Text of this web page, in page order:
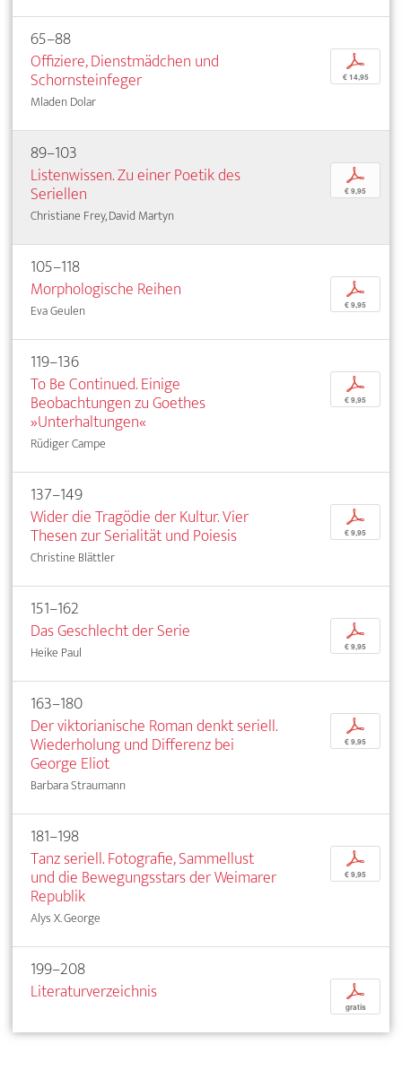
65–88
Offiziere, Dienstmädchen und
Schornsteinfeger
Mladen Dolar
p
€ 14,95
89–103
Listenwissen. Zu einer Poetik des
Seriellen
Christiane Frey, David Martyn
p
€ 9,95
105–118
Morphologische Reihen
Eva Geulen
p
€ 9,95
119–136
To Be Continued. Einige
Beobachtungen zu Goethes
»Unterhaltungen«
Rüdiger Campe
p
€ 9,95
137–149
Wider die Tragödie der Kultur. Vier
Thesen zur Serialität und Poiesis
Christine Blättler
p
€ 9,95
151–162
Das Geschlecht der Serie
Heike Paul
p
€ 9,95
163–180
Der viktorianische Roman denkt seriell.
Wiederholung und Differenz bei
George Eliot
Barbara Straumann
p
€ 9,95
181–198
Tanz seriell. Fotografie, Sammellust
und die Bewegungsstars der Weimarer
Republik
Alys X. George
p
€ 9,95
199–208
Literaturverzeichnis
p
gratis